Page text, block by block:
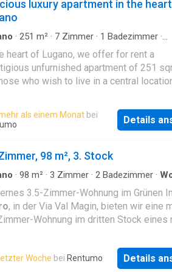
luxury apartment in the
· 251 m² · 7 Zimmer · 1 Badezimmer ·
Büroraum
heart of Lugano, we offer for rent a
unfurnished apartment of 251
who wish to live in a central
property features spacious, bright
quality finishes, and is laid out over
On the main floor, there is a fully
living room, ideal for entertaining
master bedroom with walk-in
bathroom equipped with both
The floor is completed by a studio
paneling, a single bedroom, ideal as a
or additional office, a bathroom with
where there is a bedroom with direct
a bathroom with shower, and a
als einem Monat bei
Details
98 m², 3. Stock
· 98 m² · 3 Zimmer · 2 Badezimmer ·
3.5-Zimmer-Wohnung im Grünen In
, in der Via Val Magin, bieten wir eine
Wohnung im dritten Stock eines
Wohnung bietet eine helle Wohnzone mit
zum überdachten Balkon, eine offene
Woche bei Rentumo Details